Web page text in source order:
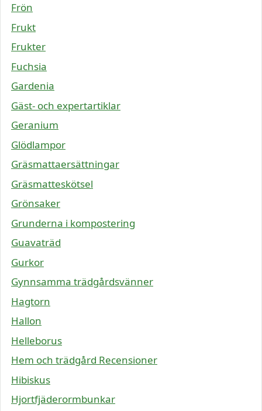
Frön
Frukt
Frukter
Fuchsia
Gardenia
Gäst- och expertartiklar
Geranium
Glödlampor
Gräsmattaersättningar
Gräsmatteskötsel
Grönsaker
Grunderna i kompostering
Guavaträd
Gurkor
Gynnsamma trädgårdsvänner
Hagtorn
Hallon
Helleborus
Hem och trädgård Recensioner
Hibiskus
Hjortfjäderormbunkar